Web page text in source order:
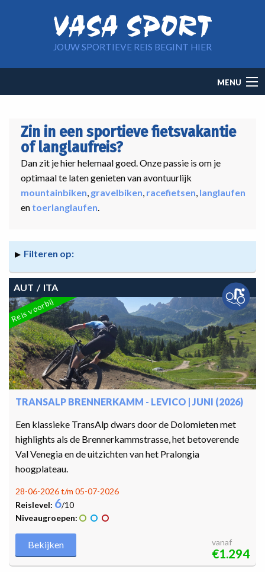
JOUW SPORTIEVE REIS BEGINT HIER
navigation
MENU
Zin in een sportieve fietsvakantie
of langlaufreis?
Dan zit je hier helemaal goed. Onze passie is om je
optimaal te laten genieten van avontuurlijk
mountainbiken, gravelbiken, racefietsen, langlaufen
en toerlanglaufen.
Filteren op:
AUT ITA
Reis voorbij
TRANSALP BRENNERKAMM - LEVICO | JUNI (2026)
Een klassieke TransAlp dwars door de Dolomieten met
highlights als de Brennerkammstrasse, het betoverende
Val Venegia en de uitzichten van het Pralongia
hoogplateau.
28-06-2026 t/m 05-07-2026
Reislevel: 6/10
Niveaugroepen:
Bekijken vanaf
€1.294